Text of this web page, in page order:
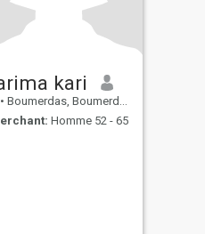
kari
• Boumerdas, Boumerdes, Algérie
Homme 52 - 65